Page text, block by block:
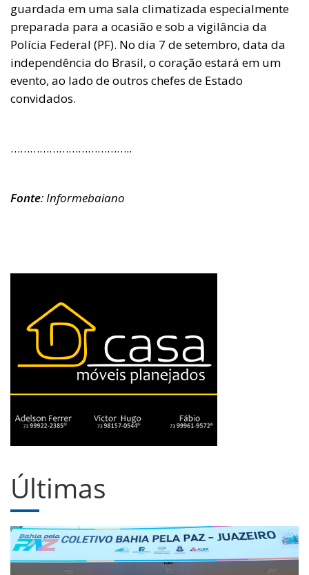
guardada em uma sala climatizada especialmente
preparada para a ocasião e sob a vigilância da
Polícia Federal (PF). No dia 7 de setembro, data da
independência do Brasil, o coração estará em um
evento, ao lado de outros chefes de Estado
convidados.
………………………………..
Fonte: Informebaiano
Últimas